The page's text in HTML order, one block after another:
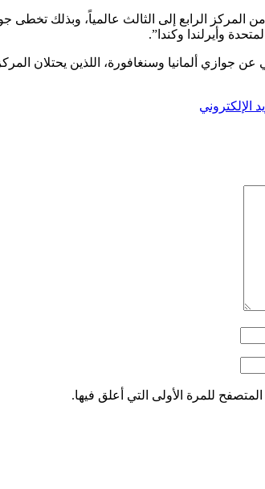
المركز الرابع إلى الثالث عالمياً، وبذلك
وأيرلندا وكندا”.
الإلكتروني
للمرة الأولى التي أعلق فيها.